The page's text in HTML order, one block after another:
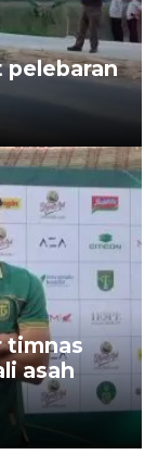
pelebaran
timnas
asah